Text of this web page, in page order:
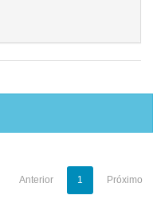
Anterior 1 Próximo